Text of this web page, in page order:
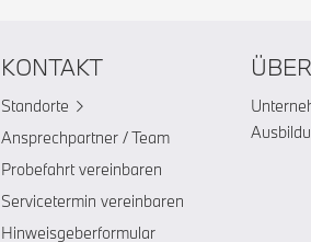
KONTAKT
Standorte
Ansprechpartner / Team
Probefahrt vereinbaren
Servicetermin vereinbaren
Hinweisgeberformular